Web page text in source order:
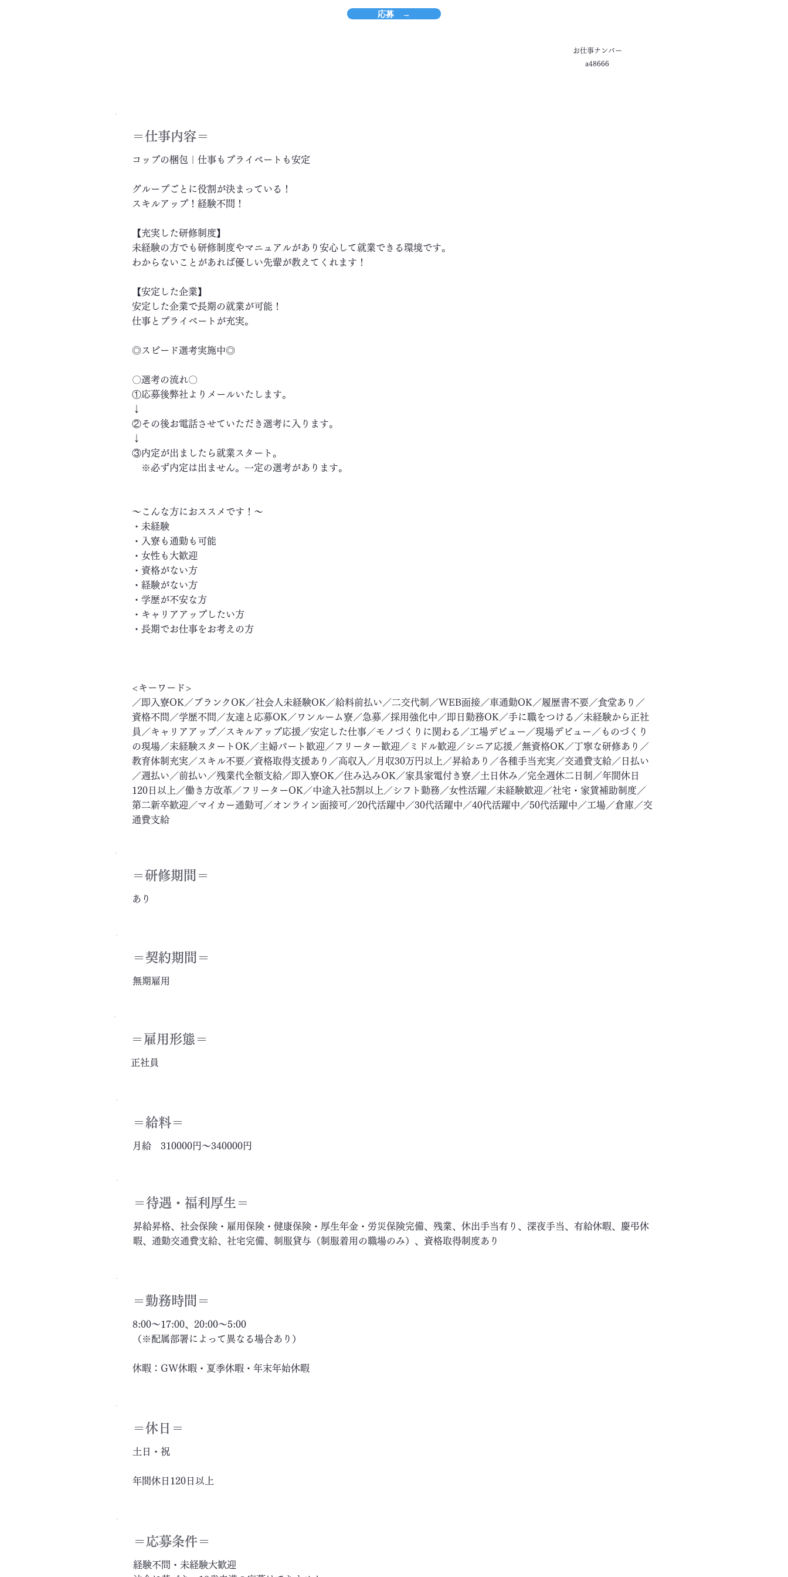
応募 →
お仕事ナンバー
a48666
＝​仕事内容＝
コップの梱包｜仕事もプライベートも安定
グループごとに役割が決まっている！
スキルアップ！経験不問！
【充実した研修制度】
未経験の方でも研修制度やマニュアルがあり安心して就業できる環境です。
わからないことがあれば優しい先輩が教えてくれます！
【安定した企業】
安定した企業で長期の就業が可能！
仕事とプライベートが充実。
◎スピード選考実施中◎
〇選考の流れ〇
①応募後弊社よりメールいたします。
↓
②その後お電話させていただき選考に入ります。
↓
③内定が出ましたら就業スタート。
※必ず内定は出ません。一定の選考があります。
～こんな方におススメです！～
・未経験
・入寮も通勤も可能
・女性も大歓迎
・資格がない方
・経験がない方
・学歴が不安な方
・キャリアアップしたい方
・長期でお仕事をお考えの方
<キーワード>
／即入寮OK／ブランクOK／社会人未経験OK／給料前払い／二交代制／WEB面接／車通勤OK／履歴書不要／食堂あり／
資格不問／学歴不問／友達と応募OK／ワンルーム寮／急募／採用強化中／即日勤務OK／手に職をつける／未経験から正社
員／キャリアアップ／スキルアップ応援／安定した仕事／モノづくりに関わる／工場デビュー／現場デビュー／ものづくり
の現場／未経験スタートOK／主婦パート歓迎／フリーター歓迎／ミドル歓迎／シニア応援／無資格OK／丁寧な研修あり／
教育体制充実／スキル不要／資格取得支援あり／高収入／月収30万円以上／昇給あり／各種手当充実／交通費支給／日払い
／週払い／前払い／残業代全額支給／即入寮OK／住み込みOK／家具家電付き寮／土日休み／完全週休二日制／年間休日
120日以上／働き方改革／フリーターOK／中途入社5割以上／シフト勤務／女性活躍／未経験歓迎／社宅・家賃補助制度／
第二新卒歓迎／マイカー通勤可／オンライン面接可／20代活躍中／30代活躍中／40代活躍中／50代活躍中／工場／倉庫／交
通費支給
＝​研修期間＝
あり
＝契約期間＝
無期雇用
＝雇用形態＝
正社員
＝給料＝
月給 310000円～340000円
＝​待遇・福利厚生＝
昇給昇格、社会保険・雇用保険・健康保険・厚生年金・労災保険完備、残業、休出手当有り、深夜手当、有給休暇、慶弔休
暇、通勤交通費支給、社宅完備、制服貸与（制服着用の職場のみ）、資格取得制度あり
＝勤務時間＝
8:00～17:00、20:00～5:00
（※配属部署によって異なる場合あり）
休暇：GW休暇・夏季休暇・年末年始休暇
＝休日＝
土日・祝
年間休日120日以上
＝応募条件＝
経験不問・未経験大歓迎